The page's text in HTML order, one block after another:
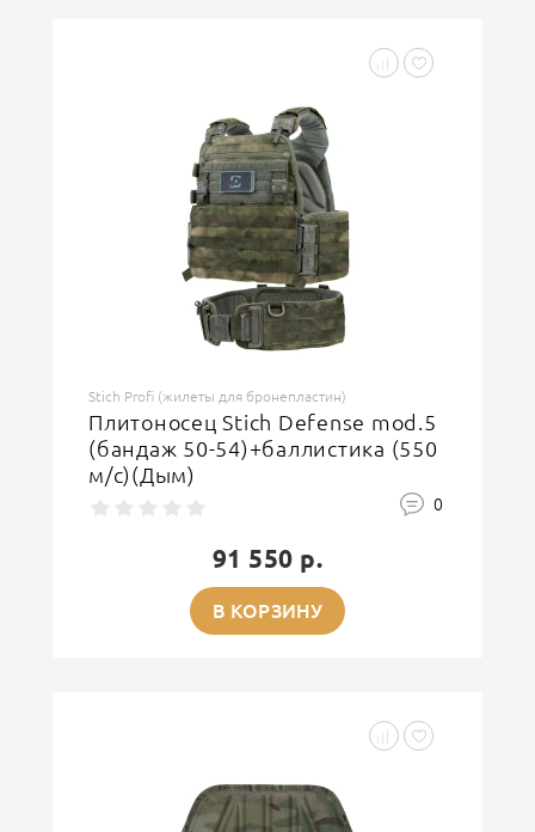
Stich Profi (жилеты для бронепластин)
Плитоносец Stich Defense mod.5
(бандаж 50-54)+баллистика (550
м/с)(Дым)
0
91 550 р.
В КОРЗИНУ